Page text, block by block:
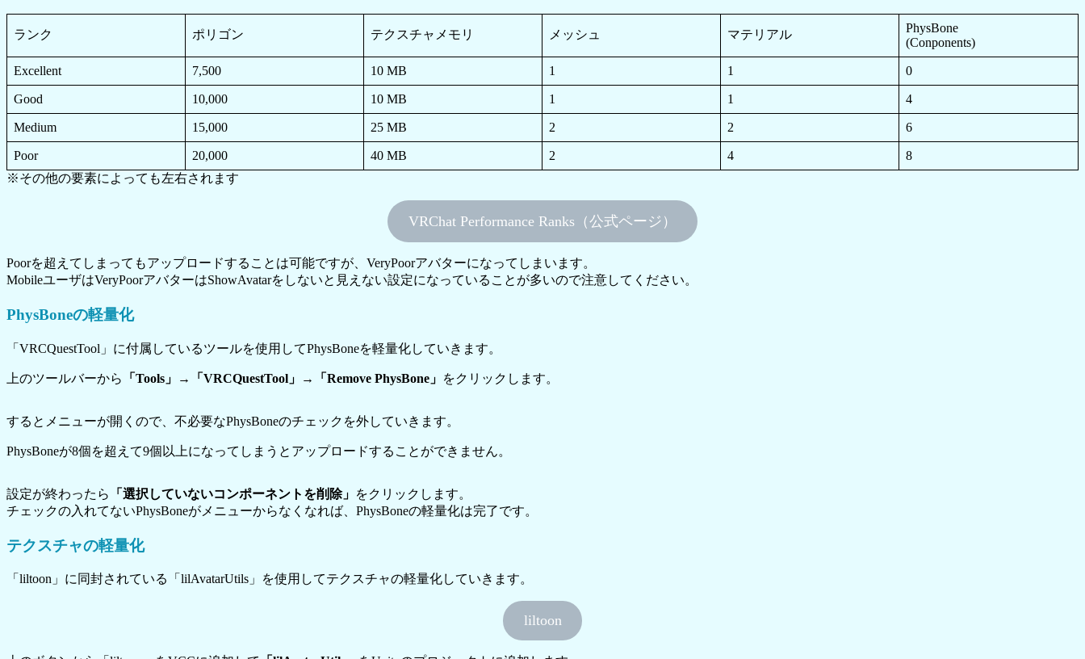
ランク ポリゴン テクスチャメモリ メッシュ マテリアル
PhysBone
(Conponents)
Excellent 7,500 10 MB 1 1 0
Good 10,000 10 MB 1 1 4
Medium 15,000 25 MB 2 2 6
Poor 20,000 40 MB 2 4
8
※その他の要素によっても左右されます
VRChat Performance Ranks（公式ページ）
Poorを超えてしまってもアップロードすることは可能ですが、VeryPoorアバターになってしまいます。
MobileユーザはVeryPoorアバターはShowAvatarをしないと見えない設定になっていることが多いので注意してください。
PhysBoneの軽量化
「VRCQuestTool」に付属しているツールを使用してPhysBoneを軽量化していきます。
上のツールバーから 「Tools」→「VRCQuestTool」→「Remove PhysBone」 をクリックします。
するとメニューが開くので、不必要なPhysBoneのチェックを外していきます。
PhysBoneが8個を超えて9個以上になってしまうとアップロードすることができません。
設定が終わったら 「選択していないコンポーネントを削除」 をクリックします。
チェックの入れてないPhysBoneがメニューからなくなれば、PhysBoneの軽量化は完了です。
テクスチャの軽量化
「liltoon」に同封されている「lilAvatarUtils」を使用してテクスチャの軽量化していきます。
liltoon